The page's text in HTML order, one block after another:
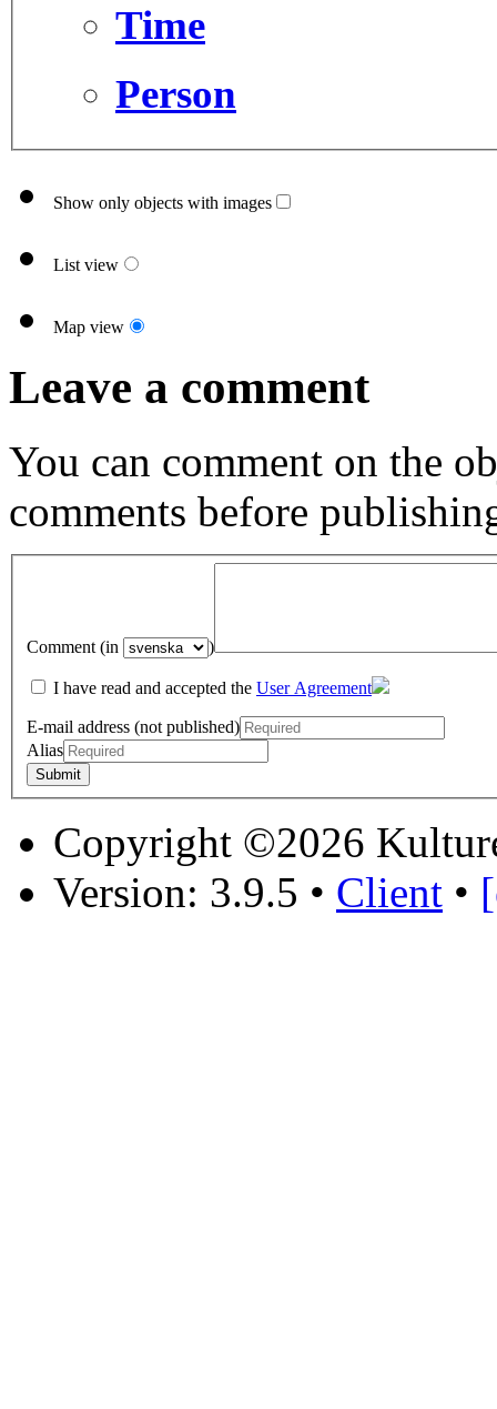
Time
Person
Show only objects with images
List view
Map view
Leave a comment
You can comment on the
comments before
Comment (in )
I have read and accepted the User Agreement
E-mail address (not published)
Alias
Copyright ©2026
Version: 3.9.5 • Client •